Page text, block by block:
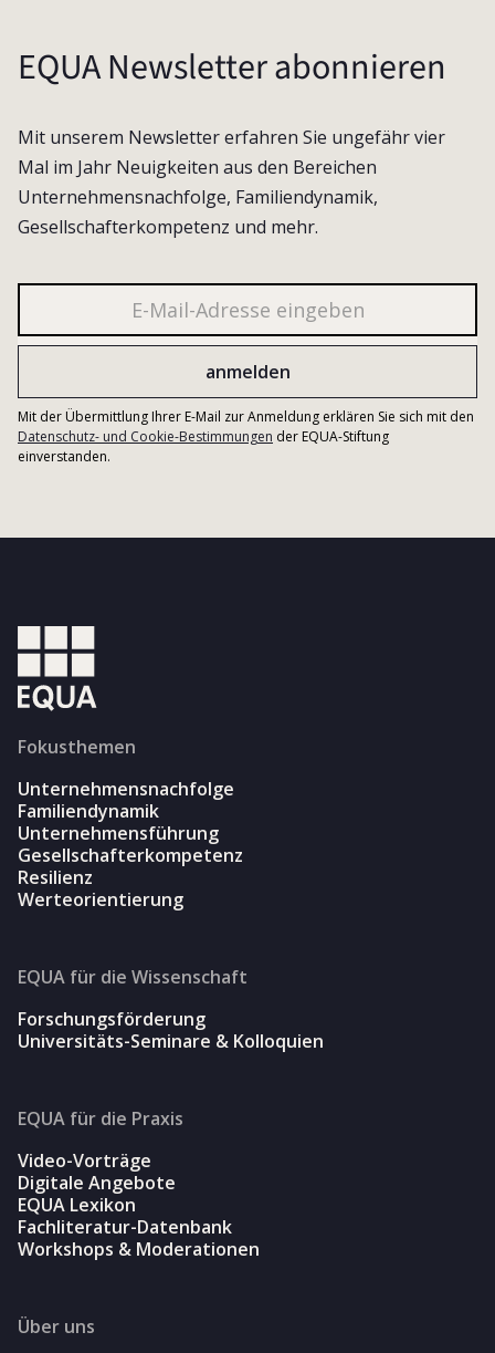
EQUA Newsletter abonnieren
Mit unserem Newsletter erfahren Sie ungefähr vier
Mal im Jahr Neuigkeiten aus den Bereichen
Unternehmensnachfolge, Familiendynamik,
Gesellschafterkompetenz und mehr.
Mit der Übermittlung Ihrer E-Mail zur Anmeldung erklären Sie sich mit den
Datenschutz- und Cookie-Bestimmungen der EQUA-Stiftung
einverstanden.
Fokusthemen
Unternehmensnachfolge
Familiendynamik
Unternehmensführung
Gesellschafterkompetenz
Resilienz
Werteorientierung
EQUA für die Wissenschaft
Forschungsförderung
Universitäts-Seminare & Kolloquien
EQUA für die Praxis
Video-Vorträge
Digitale Angebote
EQUA Lexikon
Fachliteratur-Datenbank
Workshops & Moderationen
Über uns